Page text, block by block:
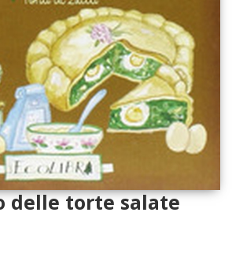
delle torte salate